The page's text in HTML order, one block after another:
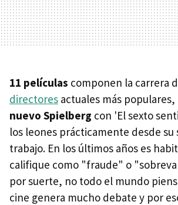
11 películas componen la carrera
directores actuales más
nuevo Spielberg con 'El sexto
los leones prácticamente desde su
trabajo. En los últimos años es
califique como "fraude" o
por suerte, no todo el mundo
cine genera mucho debate y por